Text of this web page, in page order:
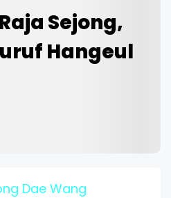
Sejong,
Hangeul
Dae Wang